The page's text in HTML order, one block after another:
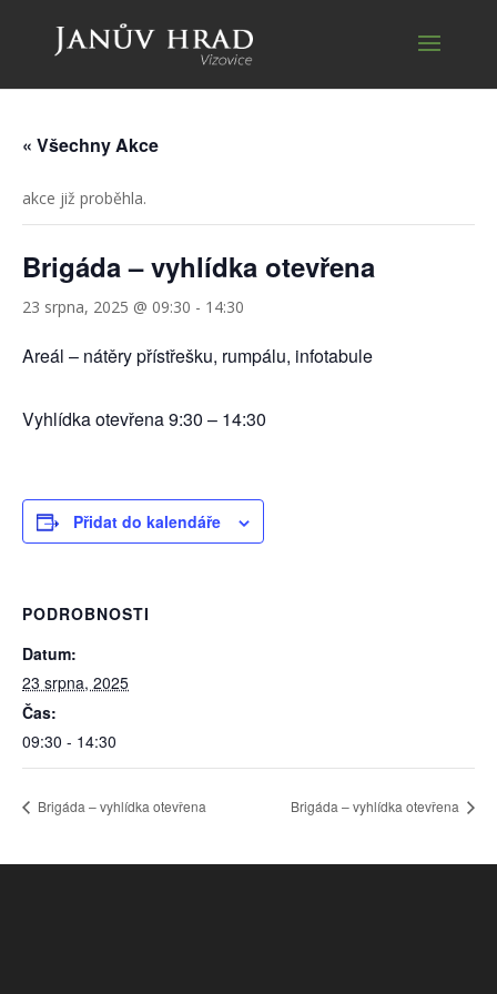
« Všechny Akce
akce již proběhla.
Brigáda – vyhlídka otevřena
23 srpna, 2025 @ 09:30 - 14:30
Areál – nátěry přístřešku, rumpálu, infotabule
Vyhlídka otevřena 9:30 – 14:30
Přidat do kalendáře
PODROBNOSTI
Datum:
23 srpna, 2025
Čas:
09:30 - 14:30
Brigáda – vyhlídka otevřena Brigáda – vyhlídka otevřena